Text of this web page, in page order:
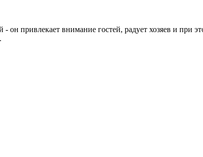
он привлекает внимание гостей, радует хозяев и